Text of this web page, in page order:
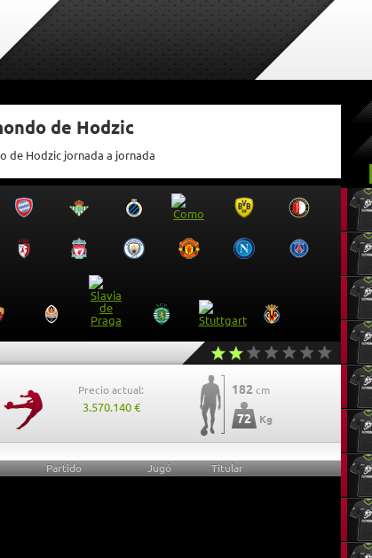
de Hodzic
de Hodzic jornada a jornada
Precio actual:
3.570.140 €
182 cm
72 Kg
Partido Jugó Titular